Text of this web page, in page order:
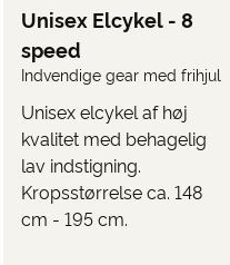
når du
når du bestiller
Unisex Elcykel - 8
speed
Indvendige gear med frihjul
Unisex elcykel af høj
kvalitet med behagelig
lav indstigning.
Kropsstørrelse ca. 148
cm - 195 cm.